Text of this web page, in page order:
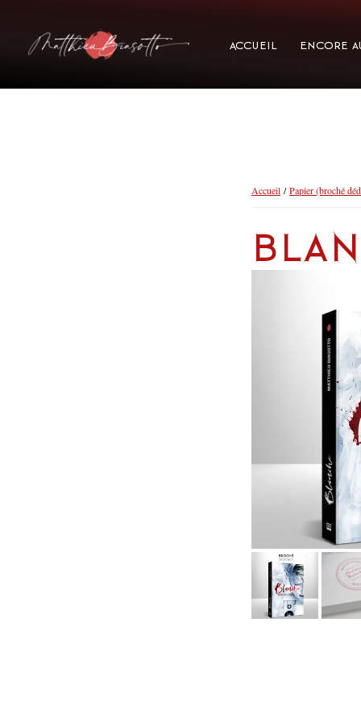
Accueil Encore
Accueil /Papier (broché